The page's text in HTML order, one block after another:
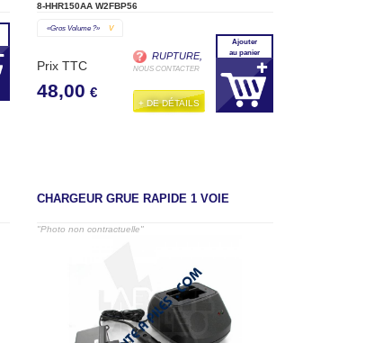
8-HHR150AA W2FBP56
«gros Volume ?» V
Prix TTC
48,00 €
RUPTURE,
NOUS CONTACTER
+ DE DÉTAILS
Ajouter
au panier
CHARGEUR GRUE RAPIDE 1 VOIE
"Photo non contractuelle"